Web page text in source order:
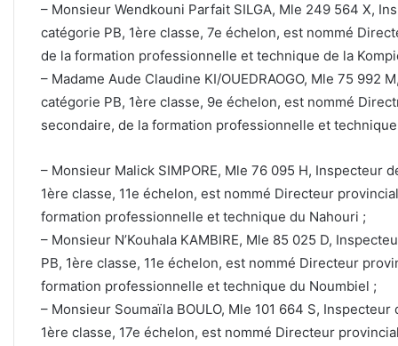
– Monsieur Wendkouni Parfait SILGA, Mle 249 564 X,
catégorie PB, 1ère classe, 7e échelon, est nommé
de la formation professionnelle et technique de la
– Madame Aude Claudine KI/OUEDRAOGO, Mle 75 992
catégorie PB, 1ère classe, 9e échelon, est nommé
secondaire, de la formation professionnelle et
– Monsieur Malick SIMPORE, Mle 76 095 H, Inspecteur
1ère classe, 11e échelon, est nommé Directeur
formation professionnelle et technique du Nahouri ;
– Monsieur N’Kouhala KAMBIRE, Mle 85 025 D,
PB, 1ère classe, 11e échelon, est nommé Directeur
formation professionnelle et technique du Noumbiel ;
– Monsieur Soumaïla BOULO, Mle 101 664 S,
1ère classe, 17e échelon, est nommé Directeur